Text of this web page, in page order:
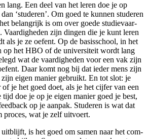
lang. Een deel van het leren doe je op
‘stu­de­ren’. Om goed te kun­nen stu­de­ren
belang­rijk is om over goe­de stu­die­vaar­
Vaar­dig­he­den zijn din­gen die je kunt leren
als je ze oefent. Op de basis­school, in het
op het HBO of de uni­ver­si­teit wordt lang
wat de vaar­dig­he­den voor een vak zijn
Daar komt nog bij dat ieder mens zijn
eigen manier gebruikt. En tot slot: je
je het goed doet, als je het cij­fer van een
doe je op je eigen manier goed je best,
op je aan­pak. Stu­de­ren is wat dat
pro­ces, wat je zelf uitvoert.
is het goed om samen naar het com­